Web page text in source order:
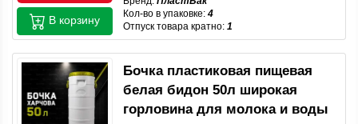
Кол-во в упаковке: 4
Отпуск товара кратно: 1
В корзину
Бочка пластиковая пищевая
белая бидон 50л широкая
горловина для молока и воды